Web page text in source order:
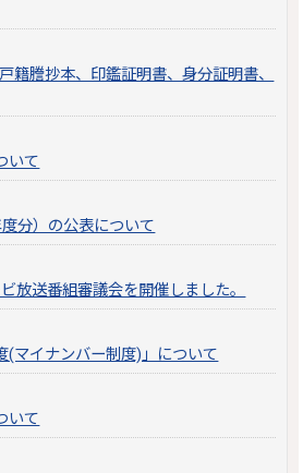
籍謄抄本、印鑑証明書、身分証明書、
いて
分）の公表について
放送番組審議会を開催しました。
(マイナンバー制度)」について
いて